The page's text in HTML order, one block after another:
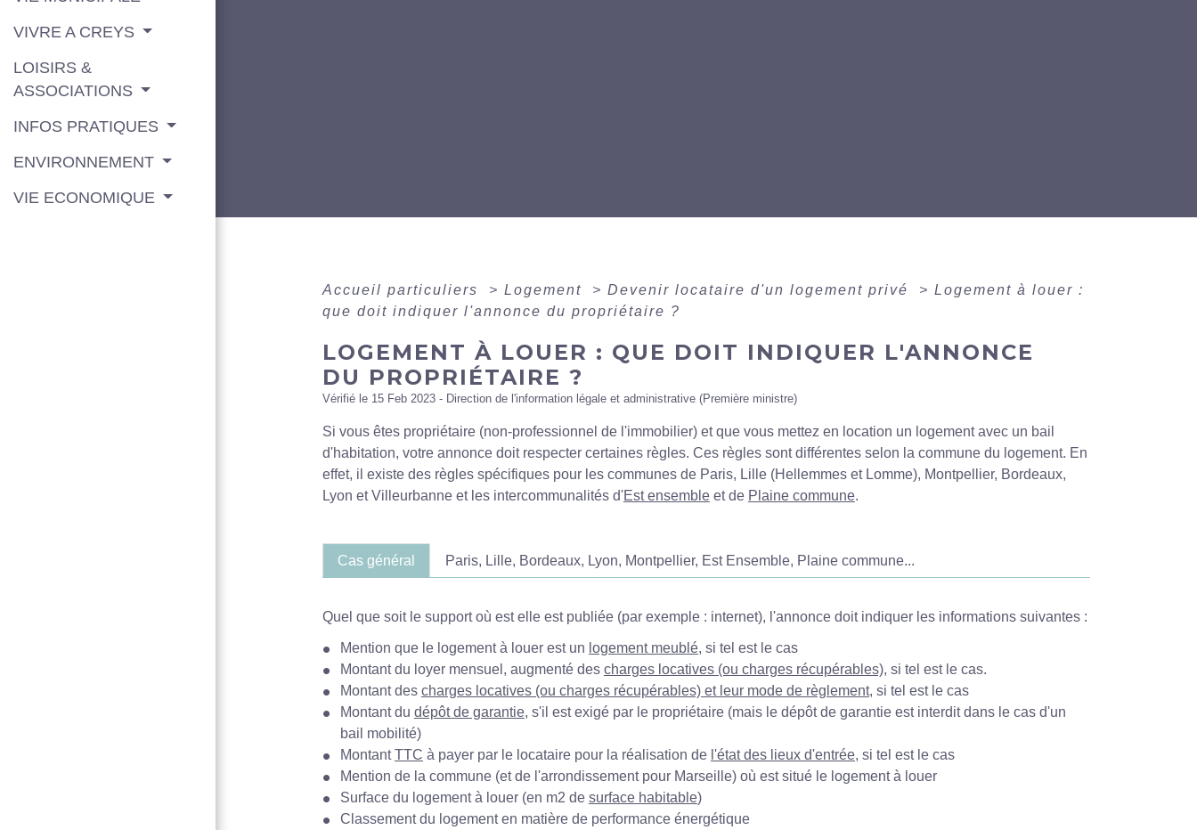
VIVRE A CREYS
LOISIRS &
ASSOCIATIONS
INFOS PRATIQUES
ENVIRONNEMENT
VIE ECONOMIQUE
Accueil particuliers > Logement > Devenir locataire d'un logement privé > Logement à louer :
que doit indiquer l'annonce du propriétaire ?
LOGEMENT À LOUER : QUE DOIT INDIQUER L'ANNONCE
DU PROPRIÉTAIRE ?
Vérifié le 15 Feb 2023 - Direction de l'information légale et administrative (Première ministre)
Si vous êtes propriétaire (non-professionnel de l'immobilier) et que vous mettez en location un logement avec un bail
d'habitation, votre annonce doit respecter certaines règles. Ces règles sont différentes selon la commune du logement. En
effet, il existe des règles spécifiques pour les communes de Paris, Lille (Hellemmes et Lomme), Montpellier, Bordeaux,
Lyon et Villeurbanne et les intercommunalités d'Est ensembleet de Plaine commune.
Cas général Paris, Lille, Bordeaux, Lyon, Montpellier, Est Ensemble, Plaine commune...
Quel que soit le support où est elle est publiée (par exemple : internet), l'annonce doit indiquer les informations suivantes :
Mention que le logement à louer est un logement meublé, si tel est le cas
Montant du loyer mensuel, augmenté des charges locatives (ou charges récupérables), si tel est le cas.
Montant des charges locatives (ou charges récupérables) et leur mode de règlement, si tel est le cas
Montant du dépôt de garantie, s'il est exigé par le propriétaire (mais le dépôt de garantie est interdit dans le cas d'un
bail mobilité)
MontantTTC à payer par le locataire pour la réalisation de l'état des lieux d'entrée, si tel est le cas
Mention de la commune (et de l'arrondissement pour Marseille) où est situé le logement à louer
Surface du logement à louer (en m2 de surface habitable)
Classement du logement en matière de performance énergétique